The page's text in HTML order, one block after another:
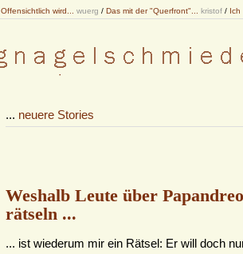
Offensichtlich wird... wuerg / Das mit der "Querfront"... kristof / Ich
... neuere Stories
Weshalb Leute über
rätseln ...
... ist wiederum mir ein Rätsel: Er will doch